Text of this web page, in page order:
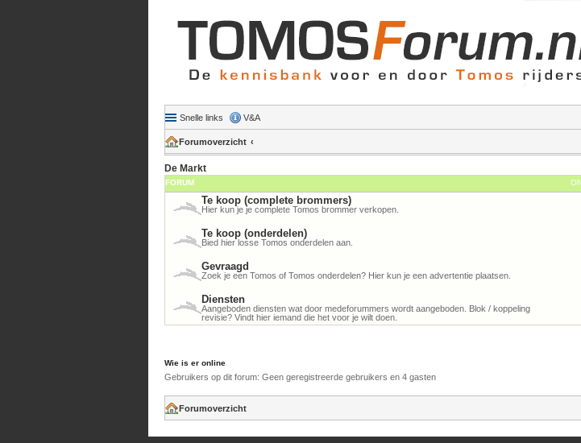
Snelle links V&A
Forumoverzicht
De Markt
FORUM
Te koop (complete brommers)
Hier kun je je complete Tomos brommer verkopen.
Te koop (onderdelen)
Bied hier losse Tomos onderdelen aan.
Gevraagd
Zoek je een Tomos of Tomos onderdelen? Hier kun je een advertentie plaatsen.
Diensten
Aangeboden diensten wat door medeforummers wordt aangeboden. Blok / koppeling
revisie? Vindt hier iemand die het voor je wilt doen.
Wie is er online
Gebruikers op dit forum: Geen geregistreerde gebruikers en 4 gasten
Forumoverzicht